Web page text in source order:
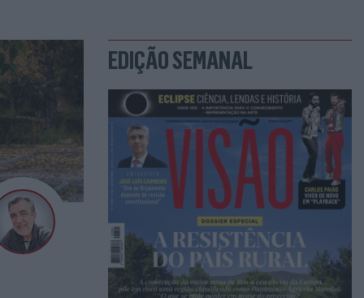
EDIÇÃO SEMANAL